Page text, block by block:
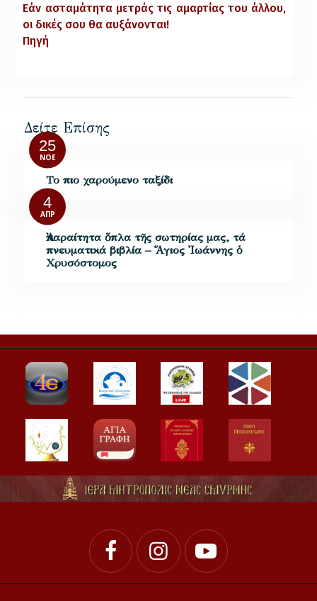
Εάν ασταμάτητα μετράς τις αμαρτίας του άλλου,
οι δικές σου θα αυξάνονται!
Πηγή
Δείτε Επίσης
25
ΝΟΈ
Το πιο χαρούμενο ταξίδι
4
ΑΠΡ
Ἀπαραίτητα ὅπλα τῆς σωτηρίας μας, τά
πνευματικά βιβλία – Ἅγιος Ἰωάννης ὁ
Χρυσόστομος